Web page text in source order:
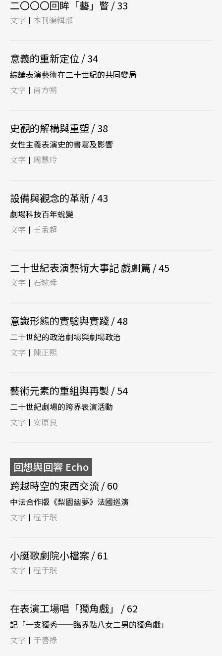
二〇〇〇回眸「藝」瞥 / 33
文字 | 本刊編輯部
意義的重新定位 / 34
綜論表演藝術在二十世紀的共同變局
文字 | 南方朔
史觀的解構與重塑 / 38
女性主義表演史的書寫及影響
文字 | 周慧玲
設備與觀念的革新 / 43
劇場科技百年蛻變
文字 | 王孟超
二十世紀表演藝術大事記 戲劇篇 / 45
文字 | 石婉舜
意識形態的實驗與實踐 / 48
二十世紀的政治劇場與劇場政治
文字 | 陳正熙
藝術元素的重組與再製 / 54
二十世紀劇場的跨界表演活動
文字 | 安原良
回想與回響 Echo
跨越時空的東西交流 / 60
中法合作版《梨園幽夢》法國巡演
文字 | 程于珉
小艇歌劇院小檔案 / 61
文字 | 程于珉
在表演工場唱「獨角戲」 / 62
記「一支獨秀──臨界點八女二男的獨角戲」
文字 | 于善祿